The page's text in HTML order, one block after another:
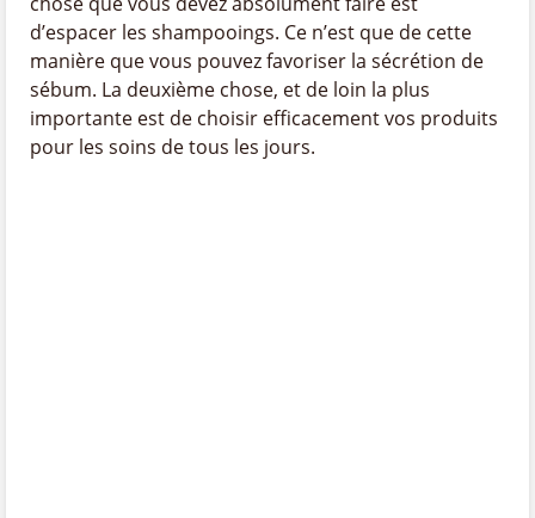
d’espacer les shampooings. Ce n’est que de cette
manière que vous pouvez favoriser la sécrétion de
sébum. La deuxième chose, et de loin la plus
importante est de choisir efficacement vos produits
pour les soins de tous les jours.